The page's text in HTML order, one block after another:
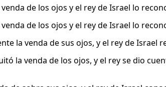
de los ojos y el rey de Israel lo
de los ojos y el rey de Israel lo
la venda de sus ojos, y el rey de Israel
la venda de los ojos, y el rey se dio